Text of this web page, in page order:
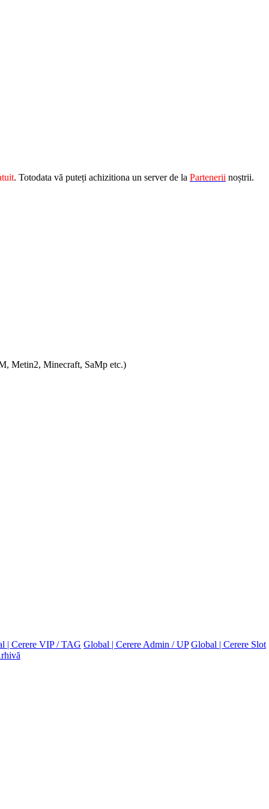
. Totodata vă puteți achizitiona un server de la Partenerii noștrii.
Metin2, Minecraft, SaMp etc.)
| Cerere VIP / TAG Global | Cerere Admin / UP Global | Cerere Slot